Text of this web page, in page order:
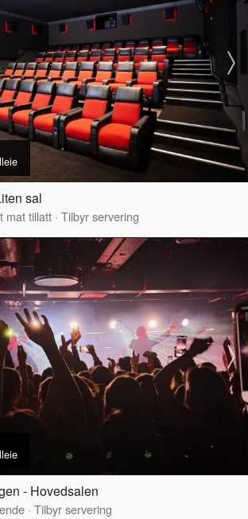
sal
mat tillatt · Tilbyr servering
- Hovedsalen
· Tilbyr servering